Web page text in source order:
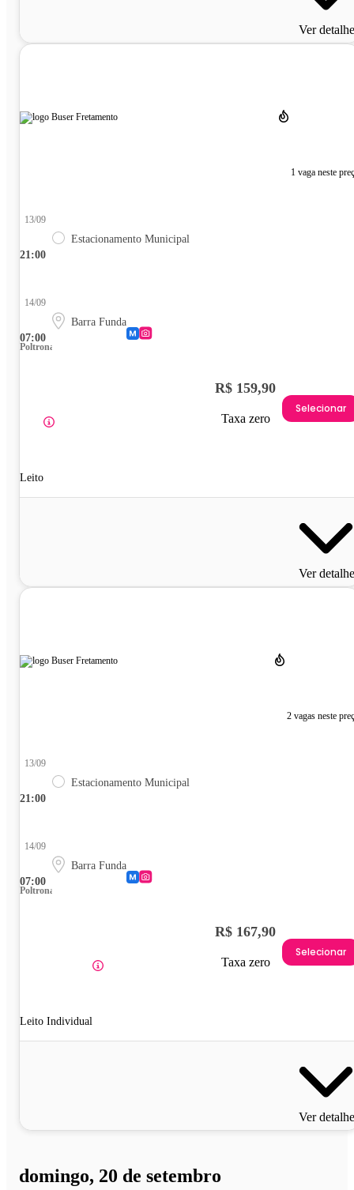
Ver
1 vaga neste
21:00
13/09
Estacionamento Municipal
07:00
14/09
Barra Funda
Poltrona
Leito
R$ 159,90
Taxa zero
Selecionar
Ver
2 vagas neste
21:00
13/09
Estacionamento Municipal
07:00
14/09
Barra Funda
Poltrona
Leito Individual
R$ 167,90
Taxa zero
Selecionar
Ver
domingo, 20 de setembro